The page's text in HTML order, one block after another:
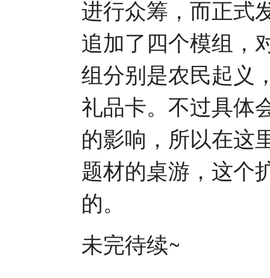
进行众筹，而正式
追加了四个模组，
组分别是农民起义
礼品卡。不过具体
的影响，所以在这
题材的桌游，这个
的。
未完待续~